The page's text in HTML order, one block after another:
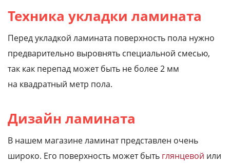
Техника укладки ламината
Перед укладкой ламината поверхность пола нужно
предварительно выровнять специальной смесью,
так как перепад может быть не более 2 мм
на квадратный метр пола.
Дизайн ламината
В нашем магазине ламинат представлен очень
широко. Его поверхность может быть глянцевой или